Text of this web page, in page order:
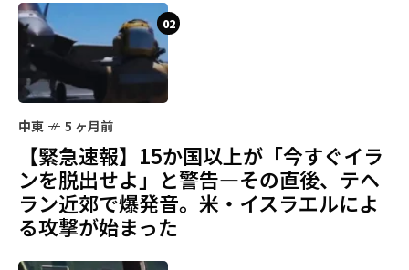
02
中東 5 ヶ月前
【緊急速報】15か国以上が「今すぐイラ
ンを脱出せよ」と警告—その直後、テヘ
ラン近郊で爆発音。米・イスラエルによ
る攻撃が始まった